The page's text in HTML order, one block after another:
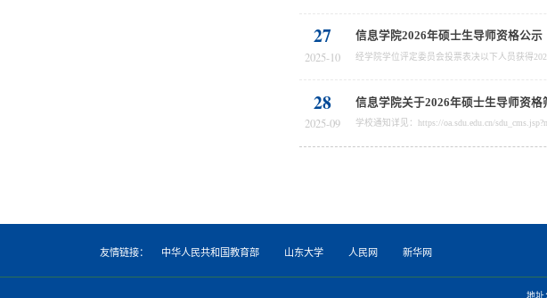
27
2025-10
信息学院2026年硕士生导师资格公示
经学院学位评定委员会投票表决以下人员获得
28
2025-09
信息学院关于2026年硕士生导师资格
友情链接： 中华人民共和国教育部 山东大学 人民网 新华网